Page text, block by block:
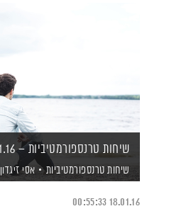
שיחות טרנספורמטיביות – 18.1.16
שיחות טרנספורמטיביות אסי זיגדון
18.01.16
00:55:33